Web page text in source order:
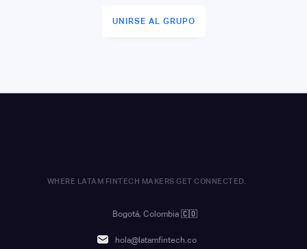
UNIRSE AL GRUPO
WHERE LATAM FINTECH MAKERS GET CONNECTED.
Bogotá, Colombia 🇨🇴
hola@latamfintech.co